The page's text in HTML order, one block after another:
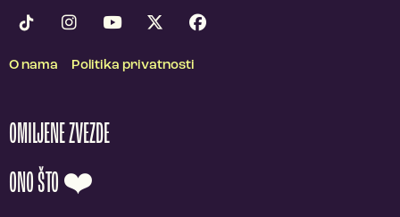
O nama Politika privatnosti
OMILJENE ZVEZDE
ONO ŠTO ❤️